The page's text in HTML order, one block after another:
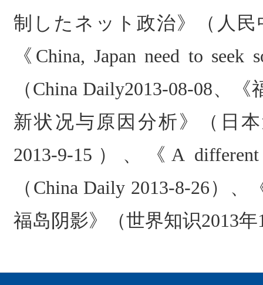
制したネット政治》（人民
《 China, Japan need to seek
（China Daily2013-08-08、《
新状况与原因分析》（日
2013-9-15 ）、《 A different
（ China Daily 2013-8-26）、
福岛阴影》（世界知识2013年